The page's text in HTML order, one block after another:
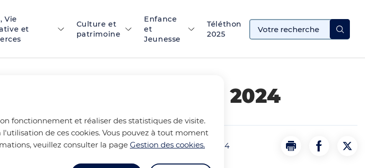
fonctionnement et réaliser des statistiques de visite.
de ces cookies. Vous pouvez à tout moment
veuillez consulter la page Gestion des cookies.
map
Vie
et
Culture et
patrimoine
Enfance
et
Jeunesse
Téléthon
2025
DE LA MUSIQUE 2024
RETOUR EN PHOTOS SUR LA FETE DE LA MUSIQUE 2024 ImprimerPartager la